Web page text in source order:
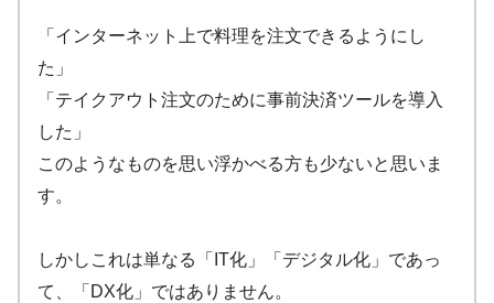
「インターネット上で料理を注文できるようにし
た」
「テイクアウト注文のために事前決済ツールを導入
した」
このようなものを思い浮かべる方も少ないと思いま
す。
しかしこれは単なる「IT化」「デジタル化」であっ
て、「DX化」ではありません。